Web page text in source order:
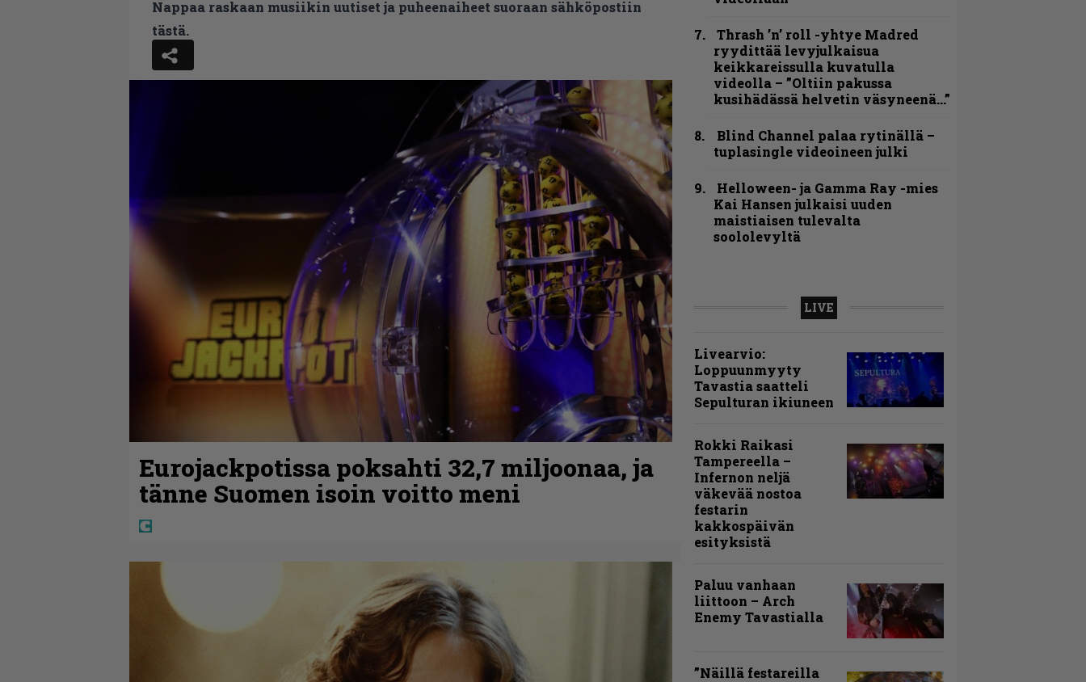
Nappaa raskaan musiikin uutiset ja puheenaiheet suoraan sähköpostiin
tästä.
Eurojackpotissa poksahti 32,7 miljoonaa, ja
tänne Suomen isoin voitto meni
Thrash ’n’ roll -yhtye Madred
ryydittää levyjulkaisua
keikkareissulla kuvatulla
videolla – ”Oltiin pakussa
kusihädässä helvetin väsyneenä…”
Blind Channel palaa rytinällä –
tuplasingle videoineen julki
Helloween- ja Gamma Ray -mies
Kai Hansen julkaisi uuden
maistiaisen tulevalta
soololevyltä
LIVE
Livearvio:
Loppuunmyyty
Tavastia saatteli
Sepulturan ikiuneen
Rokki Raikasi
Tampereella –
Infernon neljä
väkevää nostoa
festarin
kakkospäivän
esityksistä
Paluu vanhaan
liittoon – Arch
Enemy Tavastialla
”Näillä festareilla